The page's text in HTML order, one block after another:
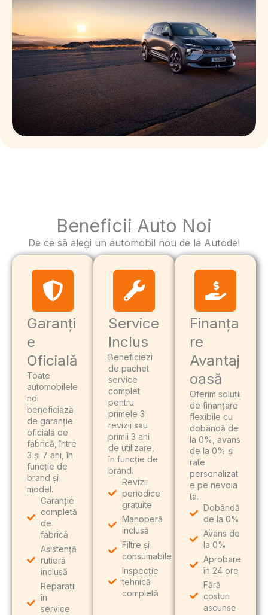
Beneficii Auto Noi
De ce să alegi un automobil nou de la Autodel
Garanți
e
Oficială
Toate
automobilele
noi
beneficiază
de garanție
oficială de
fabrică, între
3 și 7 ani, în
funcție de
brand și
model.
Garanție
completă
de
fabrică
Asistență
rutieră
inclusă
Reparații
în
service
Service
Inclus
Beneficiezi
de pachet
service
complet
pentru
primele 3
revizii sau
primii 3 ani
de utilizare,
în funcție de
brand.
Revizii
periodice
gratuite
Manoperă
inclusă
Filtre și
consumabile
Inspecție
tehnică
completă
Finanța
re
Avantaj
oasă
Oferim soluții
de finanțare
flexibile cu
dobândă de
la 0%, avans
de la 0% și
rate
personalizat
e pe nevoia
ta.
Dobândă
de la 0%
Avans de
la 0%
Aprobare
în 24 ore
Fără
costuri
ascunse